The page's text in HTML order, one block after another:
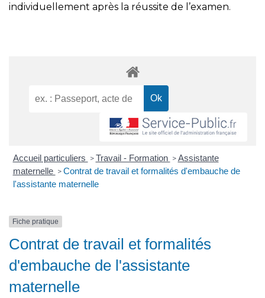
individuellement après la réussite de l’examen.
Accueil particuliers > Travail - Formation > Assistante
maternelle > Contrat de travail et formalités d'embauche de
l'assistante maternelle
Fiche pratique
Contrat de travail et formalités
d'embauche de l'assistante
maternelle